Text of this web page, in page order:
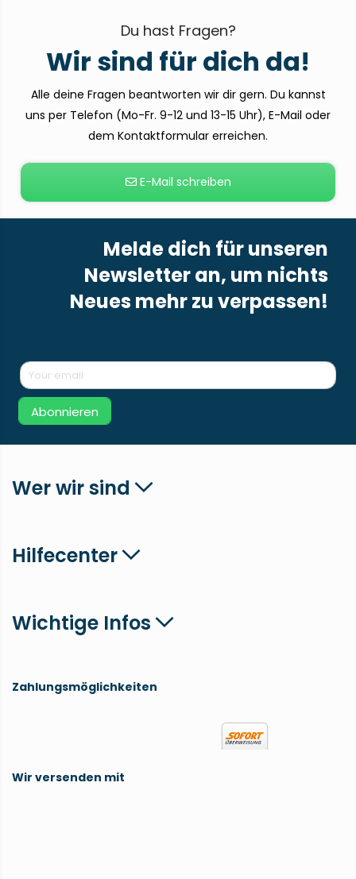
Du hast Fragen?
Wir sind für dich da!
Alle deine Fragen beantworten wir dir gern. Du kannst
uns per Telefon (Mo-Fr. 9-12 und 13-15 Uhr), E-Mail oder
dem Kontaktformular erreichen.
E-Mail schreiben
Melde dich für unseren
Newsletter an, um nichts
Neues mehr zu verpassen!
Abonnieren
Wer wir sind
Hilfecenter
Wichtige Infos
Zahlungsmöglichkeiten
Wir versenden mit